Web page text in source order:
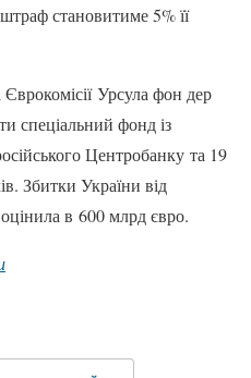
становитиме 5% її
Урсула фон дер
спеціальний фонд із
Центробанку та 19
Збитки України від
в 600 млрд євро.